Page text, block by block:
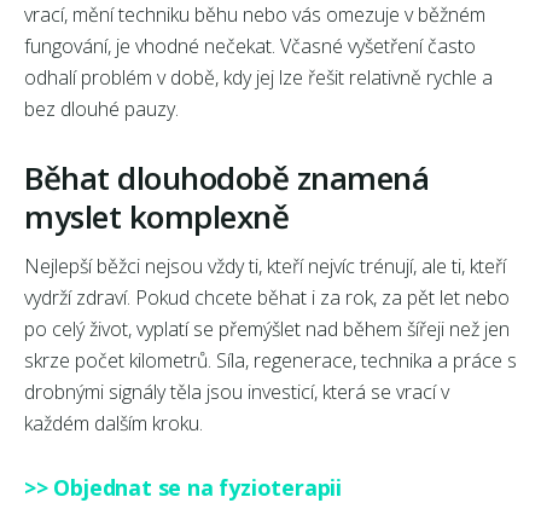
vrací, mění techniku běhu nebo vás omezuje v běžném
fungování, je vhodné nečekat. Včasné vyšetření často
odhalí problém v době, kdy jej lze řešit relativně rychle a
bez dlouhé pauzy.
Běhat dlouhodobě znamená
myslet komplexně
Nejlepší běžci nejsou vždy ti, kteří nejvíc trénují, ale ti, kteří
vydrží zdraví. Pokud chcete běhat i za rok, za pět let nebo
po celý život, vyplatí se přemýšlet nad během šířeji než jen
skrze počet kilometrů. Síla, regenerace, technika a práce s
drobnými signály těla jsou investicí, která se vrací v
každém dalším kroku.
>> Objednat se na fyzioterapii